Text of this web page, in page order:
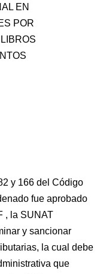
EN
POR
y 166 del Código
fue aprobado
, la SUNAT
y sancionar
la cual debe
que